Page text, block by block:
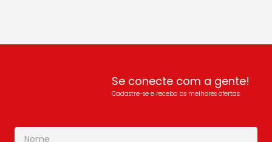
Se conecte com a gente!
Cadastre-se e receba as melhores ofertas: